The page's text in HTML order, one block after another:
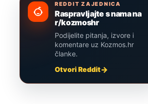
REDDIT ZAJEDNICA
Raspravljajte s nama na
r/kozmoshr
Podijelite pitanja, izvore i
komentare uz Kozmos.hr
članke.
Otvori Reddit